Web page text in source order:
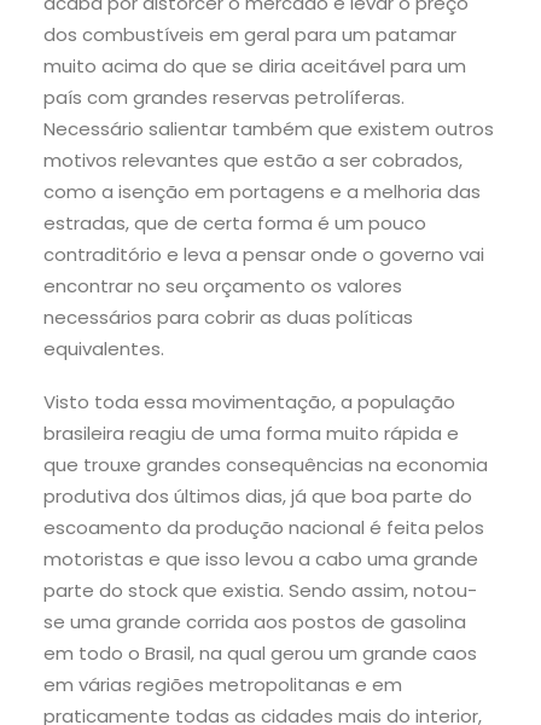
dos combustíveis em geral para um patamar
muito acima do que se diria aceitável para um
país com grandes reservas petrolíferas.
Necessário salientar também que existem outros
motivos relevantes que estão a ser cobrados,
como a isenção em portagens e a melhoria das
estradas, que de certa forma é um pouco
contraditório e leva a pensar onde o governo vai
encontrar no seu orçamento os valores
necessários para cobrir as duas políticas
equivalentes.
Visto toda essa movimentação, a população
brasileira reagiu de uma forma muito rápida e
que trouxe grandes consequências na economia
produtiva dos últimos dias, já que boa parte do
escoamento da produção nacional é feita pelos
motoristas e que isso levou a cabo uma grande
parte do stock que existia. Sendo assim, notou-
se uma grande corrida aos postos de gasolina
em todo o Brasil, na qual gerou um grande caos
em várias regiões metropolitanas e em
praticamente todas as cidades mais do interior,